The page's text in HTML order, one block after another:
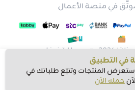
اشتري الآن
في منصة الأعمال
| 2026 متجر عطارة فيفا
التطبيق
المنتجات وتتبّع طلباتك في
حمله الآن